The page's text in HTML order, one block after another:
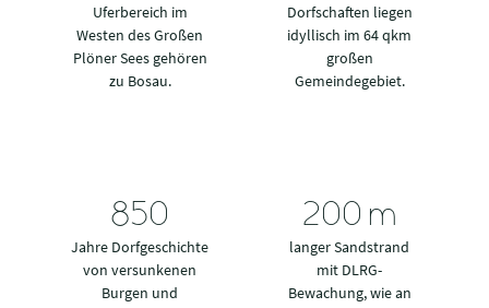
Uferbereich im
Westen des Großen
Plöner Sees gehören
zu Bosau.
Dorfschaften liegen
idyllisch im 64 qkm
großen
Gemeindegebiet.
850
Jahre Dorfgeschichte
von versunkenen
Burgen und
200 m
langer Sandstrand
mit DLRG-
Bewachung, wie an